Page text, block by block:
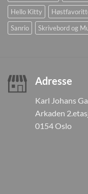
Hello Kitty
Sanrio
Skrivebord og
Adresse
Karl Johans
Arkaden
0154 Oslo